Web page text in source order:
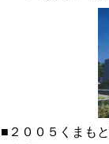
■２００５くまも